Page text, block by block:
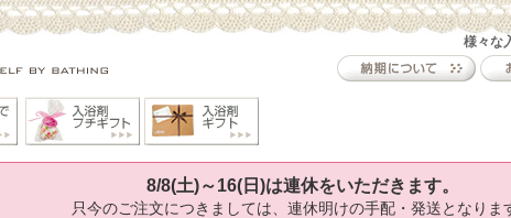
様々な
8/8(土)～16(日)は連休をいただきます。
只今のご注文につきましては、連休明けの手配・発送となりま